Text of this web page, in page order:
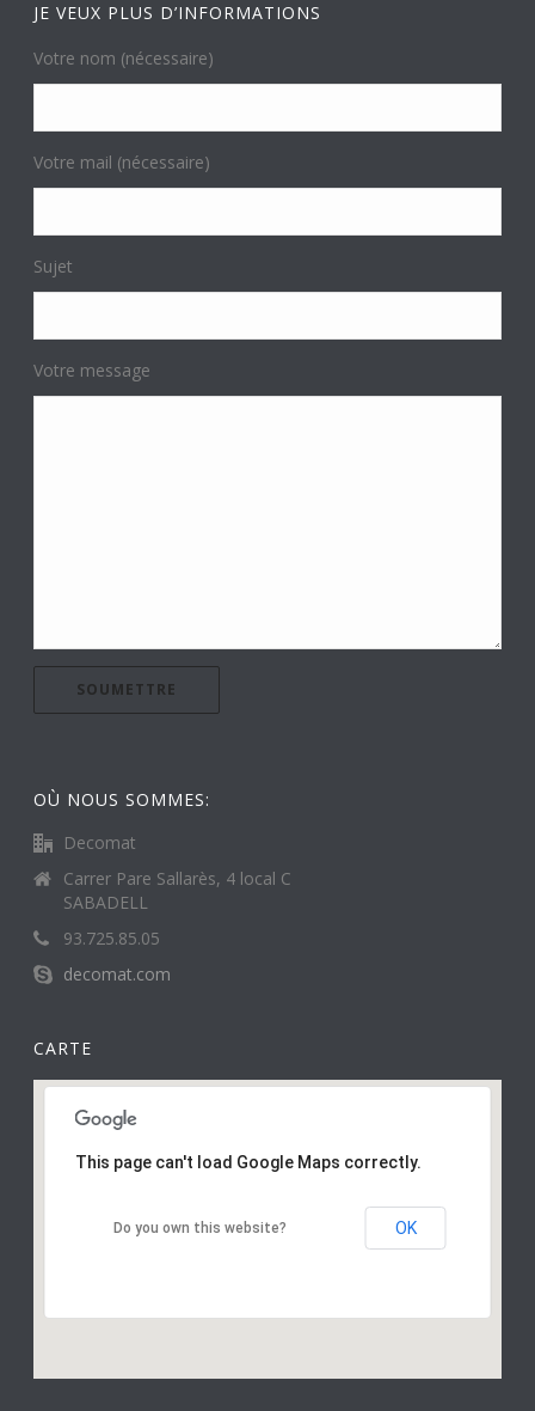
JE VEUX PLUS D’INFORMATIONS
Votre nom (nécessaire)
Votre mail (nécessaire)
Sujet
Votre message
OÙ NOUS SOMMES:
Decomat
Carrer Pare Sallarès, 4 local C
SABADELL
93.725.85.05
decomat.com
CARTE
This page can't load Google Maps correctly.
Do you own this website? OK